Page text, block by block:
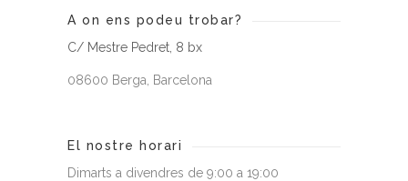
A on ens podeu trobar?
C/ Mestre Pedret, 8 bx
08600 Berga, Barcelona
El nostre horari
Dimarts a divendres de 9:00 a 19:00